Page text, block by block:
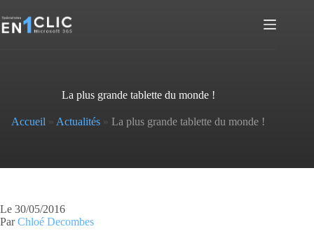
au
contenu
La plus grande tablette du monde !
Accueil » Actualités »La plus grande tablette du monde !
Le 30/05/2016
ParChloé Decombes